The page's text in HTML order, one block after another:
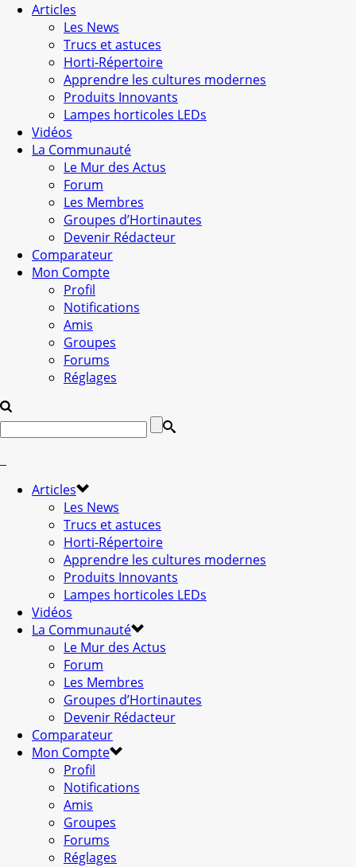
Articles
Les News
Trucs et astuces
Horti-Répertoire
Apprendre les cultures modernes
Produits Innovants
Lampes horticoles LEDs
Vidéos
La Communauté
Le Mur des Actus
Forum
Les Membres
Groupes d’Hortinautes
Devenir Rédacteur
Comparateur
Mon Compte
Profil
Notifications
Amis
Groupes
Forums
Réglages
Articles
Les News
Trucs et astuces
Horti-Répertoire
Apprendre les cultures modernes
Produits Innovants
Lampes horticoles LEDs
Vidéos
La Communauté
Le Mur des Actus
Forum
Les Membres
Groupes d’Hortinautes
Devenir Rédacteur
Comparateur
Mon Compte
Profil
Notifications
Amis
Groupes
Forums
Réglages